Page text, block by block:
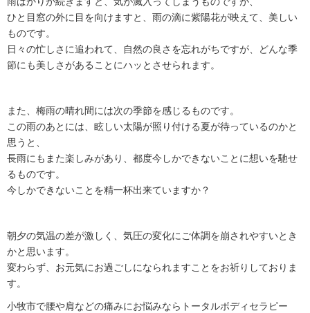
ひと目窓の外に目を向けますと、雨の滴に紫陽花が映えて、美しい
ものです。
日々の忙しさに追われて、自然の良さを忘れがちですが、どんな季
節にも美しさがあることにハッとさせられます。
また、梅雨の晴れ間には次の季節を感じるものです。
この雨のあとには、眩しい太陽が照り付ける夏が待っているのかと
思うと、
長雨にもまた楽しみがあり、都度今しかできないことに想いを馳せ
るものです。
今しかできないことを精一杯出来ていますか？
朝夕の気温の差が激しく、気圧の変化にご体調を崩されやすいとき
かと思います。
変わらず、お元気にお過ごしになられますことをお祈りしておりま
す。
小牧市で腰や肩などの痛みにお悩みならトータルボディセラピー